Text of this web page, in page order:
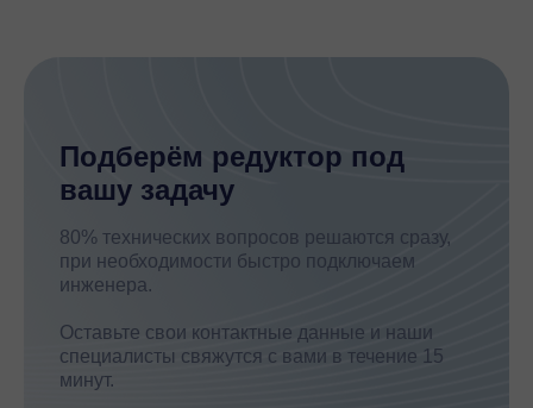
Подберём редуктор под
вашу задачу
80% технических вопросов решаются сразу,
при необходимости быстро подключаем
инженера.
Оставьте свои контактные данные и наши
специалисты свяжутся с вами в течение 15
минут.